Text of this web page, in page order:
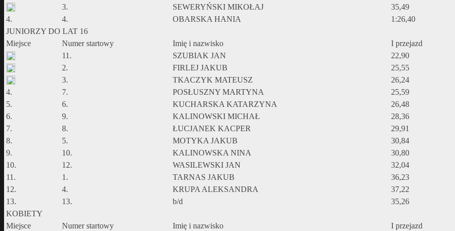
3.
SEWERYŃSKI MIKOŁAJ
35,49
4.
4. OBARSKA HANIA
1:26,40
JUNIORZY DO LAT 16
Miejsce
Numer startowy Imię i nazwisko
I przejazd
11.
SZUBIAK JAN
22,90
2.
FIRLEJ JAKUB
25,55
3.
TKACZYK MATEUSZ
26,24
4.
7. POSŁUSZNY MARTYNA
25,59
5.
6. KUCHARSKA KATARZYNA
26,48
6.
9. KALINOWSKI MICHAŁ
28,36
7.
8. ŁUCJANEK KACPER
29,91
8.
5. MOTYKA JAKUB
30,84
9.
10. KALINOWSKA NINA
30,80
10.
12. WASILEWSKI JAN
32,04
11.
1. TARNAS JAKUB
36,23
12.
4. KRUPA ALEKSANDRA
37,22
13.
13. b/d
35,26
KOBIETY
Miejsce
Numer startowy Imię i nazwisko
I przejazd